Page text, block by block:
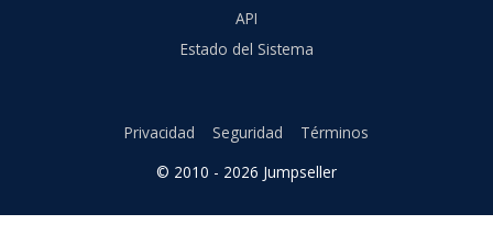
API
Estado del Sistema
© 2010 - 2026 Jumpseller
Privacidad Seguridad Términos